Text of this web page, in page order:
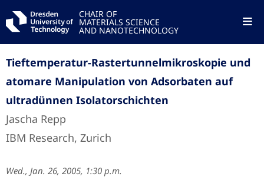
CHAIR OF
MATERIALS SCIENCE
AND NANOTECHNOLOGY
Tieftemperatur-Rastertunnelmikroskopie und
atomare Manipulation von Adsorbaten auf
ultradünnen Isolatorschichten
Jascha Repp
IBM Research, Zurich
Wed., Jan. 26, 2005, 1:30 p.m.